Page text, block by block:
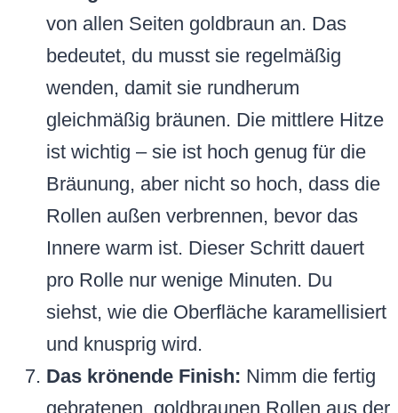
von allen Seiten goldbraun an. Das
bedeutet, du musst sie regelmäßig
wenden, damit sie rundherum
gleichmäßig bräunen. Die mittlere Hitze
ist wichtig – sie ist hoch genug für die
Bräunung, aber nicht so hoch, dass die
Rollen außen verbrennen, bevor das
Innere warm ist. Dieser Schritt dauert
pro Rolle nur wenige Minuten. Du
siehst, wie die Oberfläche karamellisiert
und knusprig wird.
Das krönende Finish: Nimm die fertig
gebratenen, goldbraunen Rollen aus der